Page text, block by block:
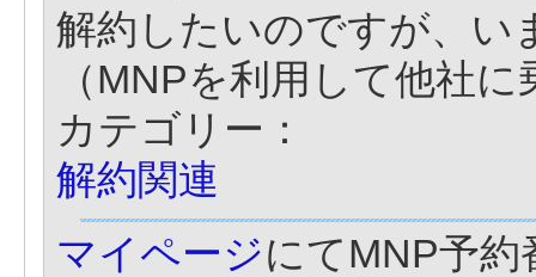
解約したいのですが、い
（MNPを利用して他社
カテゴリー：
解約関連
マイページにてMNP予